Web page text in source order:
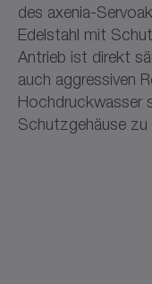
des axenia-
Edelstahl mit
Antrieb ist direkt
auch aggressiven
Hochdruckwasser
Schutzgehäuse zu